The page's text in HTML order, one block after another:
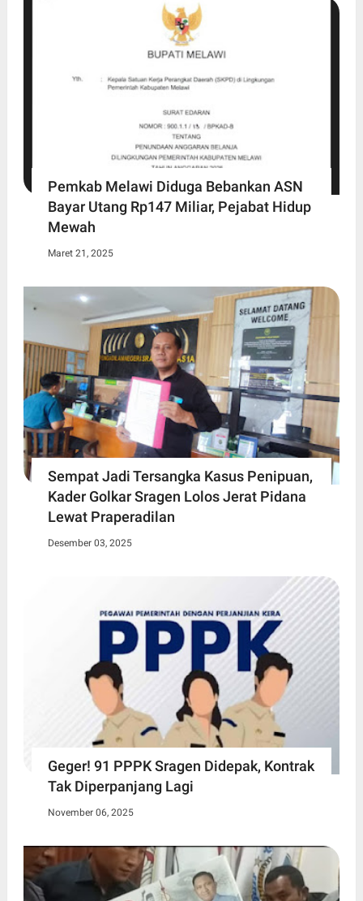
Pemkab Melawi Diduga Bebankan ASN
Bayar Utang Rp147 Miliar, Pejabat Hidup
Mewah
Maret 21, 2025
Sempat Jadi Tersangka Kasus Penipuan,
Kader Golkar Sragen Lolos Jerat Pidana
Lewat Praperadilan
Desember 03, 2025
Geger! 91 PPPK Sragen Didepak, Kontrak
Tak Diperpanjang Lagi
November 06, 2025